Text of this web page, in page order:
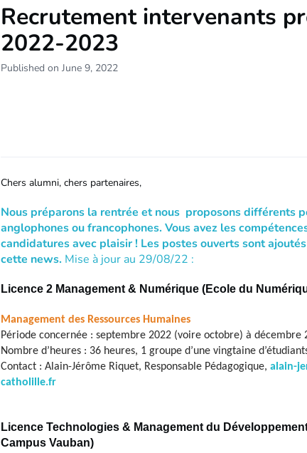
Recrutement intervenants
2022-2023
Published on June 9, 2022
Chers alumni, chers partenaires,
Nous préparons la rentrée et nous proposons différents
anglophones ou francophones. Vous avez les
candidatures avec plaisir ! Les postes ouverts sont
cette news. Mise à jour au 29/08/22 :
Licence 2 Management & Numérique (Ecole du
Management des Ressources Humaines
Période concernée : septembre 2022 (voire octobre) à décembre
Nombre d’heures : 36 heures, 1 groupe d’une vingtaine
Contact : Alain-Jérôme Riquet, Responsable Pédagogique, alain-
catholille.fr
Licence Technologies & Management du
Campus Vauban)